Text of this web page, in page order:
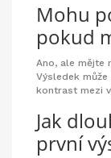
Mohu
pokud
Ano, ale mějte
Výsledek
kontrast mezi
Jak
první